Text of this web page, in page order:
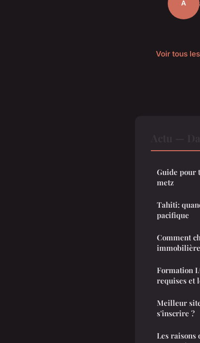
A
Voir tous
Guide pour
metz
Tahiti:
pacifique
Comment
Formation
requises et
Meilleur
s'inscrire ?
Les raisons